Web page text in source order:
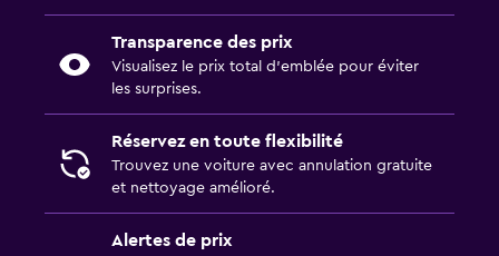
Transparence des prix
Visualisez le prix total d’emblée pour éviter
les surprises.
Réservez en toute flexibilité
Trouvez une voiture avec annulation gratuite
et nettoyage amélioré.
Alertes de prix